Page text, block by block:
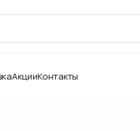
АкцииКонтакты